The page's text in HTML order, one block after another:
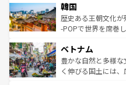
ワイを、存分に味わってほしい。
はコンテンツ一覧を
いる。アクティビテ
ビング、ハイキン
い。オーストラリ
参照してほしい。
ン）、静ひつな山岳
と山間の静けさが
驚きをもたらして
容にもいいと評判の
が味わえ
照してほしい。
韓国
歴史ある王朝文化
-POPで世界を席巻
き、地方に足を延ば
できる。そして、
まで、さまざまな
ベトナム
豊かな自然と多様
く伸びる国土には